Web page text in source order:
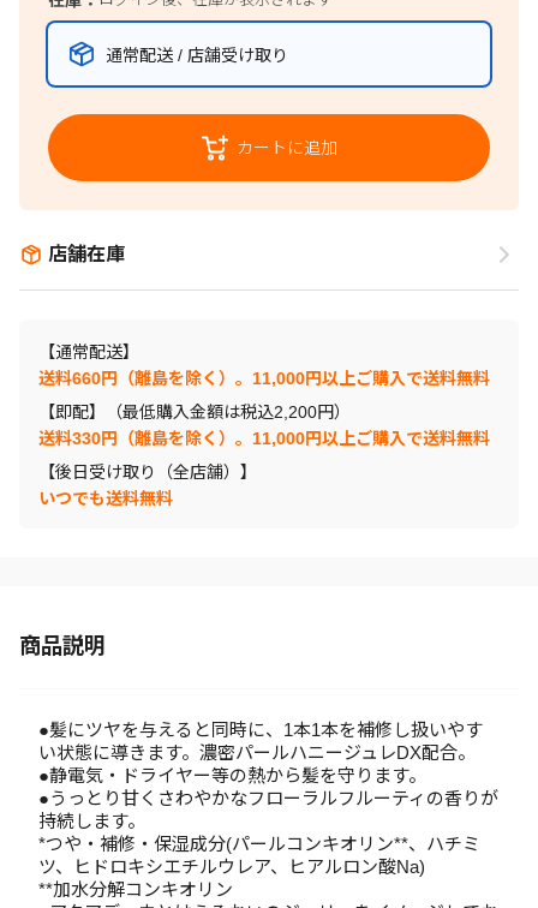
通常配送 / 店舗受け取り
カートに追加
店舗在庫
【通常配送】
送料660円（離島を除く）。11,000円以上ご購入で送料無料
【即配】（最低購入金額は税込2,200円）
送料330円（離島を除く）。11,000円以上ご購入で送料無料
【後日受け取り（全店舗）】
いつでも送料無料
商品説明
●髪にツヤを与えると同時に、1本1本を補修し扱いやす
い状態に導きます。濃密パールハニージュレDX配合。
●静電気・ドライヤー等の熱から髪を守ります。
●うっとり甘くさわやかなフローラルフルーティの香りが
持続します。
*つや・補修・保湿成分(パールコンキオリン**、ハチミ
ツ、ヒドロキシエチルウレア、ヒアルロン酸Na)
**加水分解コンキオリン